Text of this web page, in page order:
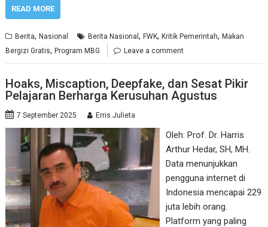
READ MORE
Berita,Nasional Berita Nasional,FWK,Kritik Pemerintah,Makan
Bergizi Gratis,Program MBG Leave a comment
Hoaks, Miscaption, Deepfake, dan Sesat Pikir
Pelajaran Berharga Kerusuhan Agustus
7 September 2025 Erris Julieta
Oleh: Prof. Dr. Harris
Arthur Hedar, SH, MH.
Data menunjukkan
pengguna internet di
Indonesia mencapai 229
juta lebih orang.
Platform yang paling